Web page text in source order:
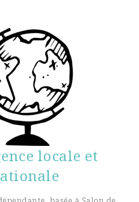
locale et